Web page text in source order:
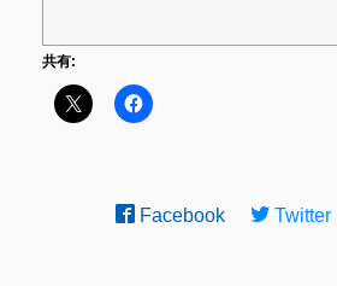
共有:
Facebook Twitter